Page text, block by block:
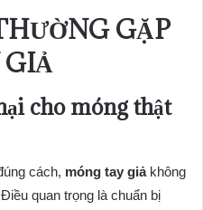
GẶP
cho móng thật
cách, móng tay giảkhông
quan trọng là chuẩn bị